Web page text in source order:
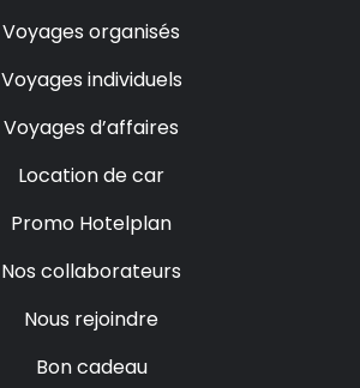
Voyages organisés
Voyages individuels
Voyages d’affaires
Location de car
Promo Hotelplan
Nos collaborateurs
Nous rejoindre
Bon cadeau